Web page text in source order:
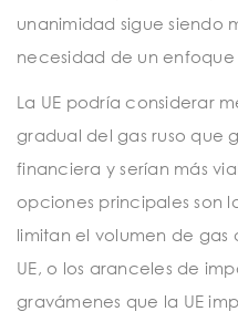
unanimidad sigue siendo
necesidad de un
La UE podría considerar
gradual del gas ruso que
financiera y serían más
opciones principales son
limitan el volumen de
UE, o los aranceles de
gravámenes que la UE